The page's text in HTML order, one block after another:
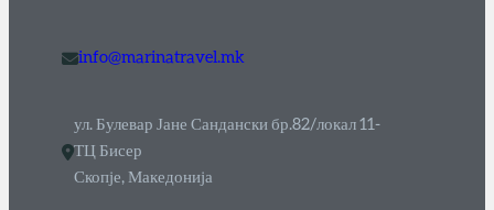
info@marinatravel.mk
ул. Булевар Јане Сандански бр.82/локал 11-
ТЦ Бисер
Скопје, Македонија